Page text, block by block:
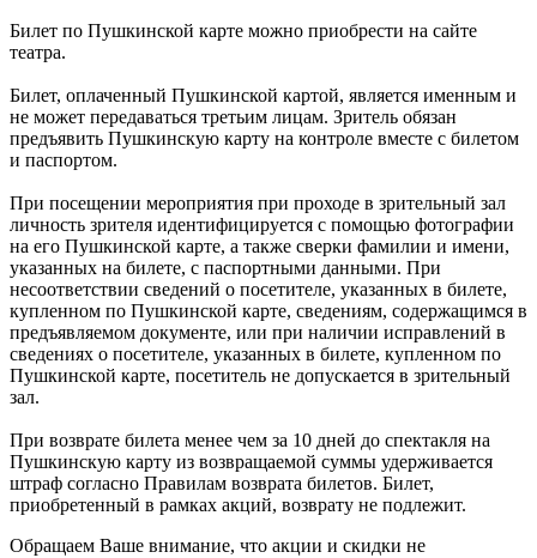
Билет по Пушкинской карте можно приобрести на сайте
театра.
Билет, оплаченный Пушкинской картой, является именным и
не может передаваться третьим лицам. Зритель обязан
предъявить Пушкинскую карту на контроле вместе с билетом
и паспортом.
При посещении мероприятия при проходе в зрительный зал
личность зрителя идентифицируется с помощью фотографии
на его Пушкинской карте, а также сверки фамилии и имени,
указанных на билете, с паспортными данными. При
несоответствии сведений о посетителе, указанных в билете,
купленном по Пушкинской карте, сведениям, содержащимся в
предъявляемом документе, или при наличии исправлений в
сведениях о посетителе, указанных в билете, купленном по
Пушкинской карте, посетитель не допускается в зрительный
зал.
При возврате билета менее чем за 10 дней до спектакля на
Пушкинскую карту из возвращаемой суммы удерживается
штраф согласно Правилам возврата билетов. Билет,
приобретенный в рамках акций, возврату не подлежит.
Обращаем Ваше внимание, что акции и скидки не